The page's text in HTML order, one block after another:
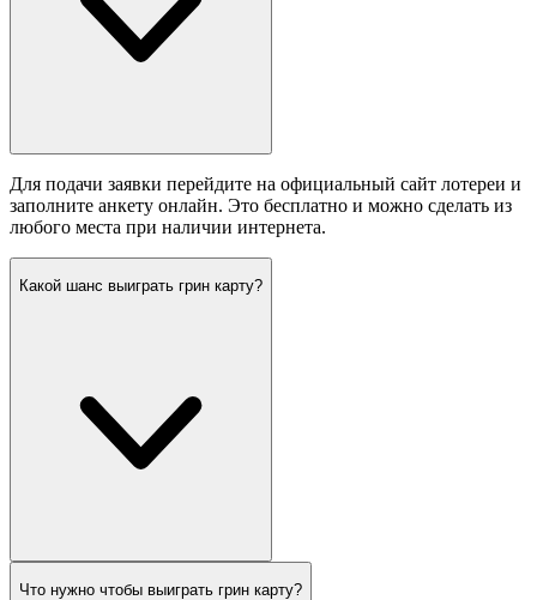
Для подачи заявки перейдите на официальный сайт лотереи и
заполните анкету онлайн. Это бесплатно и можно сделать из
любого места при наличии интернета.
Какой шанс выиграть грин карту?
Что нужно чтобы выиграть грин карту?